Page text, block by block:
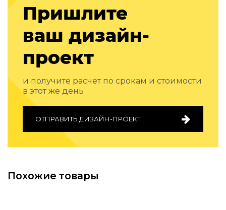
Реализованные проекты
Пришлите
ваш дизайн-
проект
и получите расчет по срокам и стоимости
в этот же день
ОТПРАВИТЬ ДИЗАЙН-ПРОЕКТ
Похожие товары